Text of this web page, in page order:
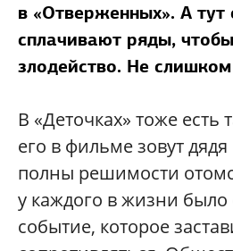
в «Отверженных». А тут
сплачивают ряды,
злодейство. Не
В «Деточках» тоже есть
его в фильме зовут
полны решимости
у каждого в жизни
событие, которое